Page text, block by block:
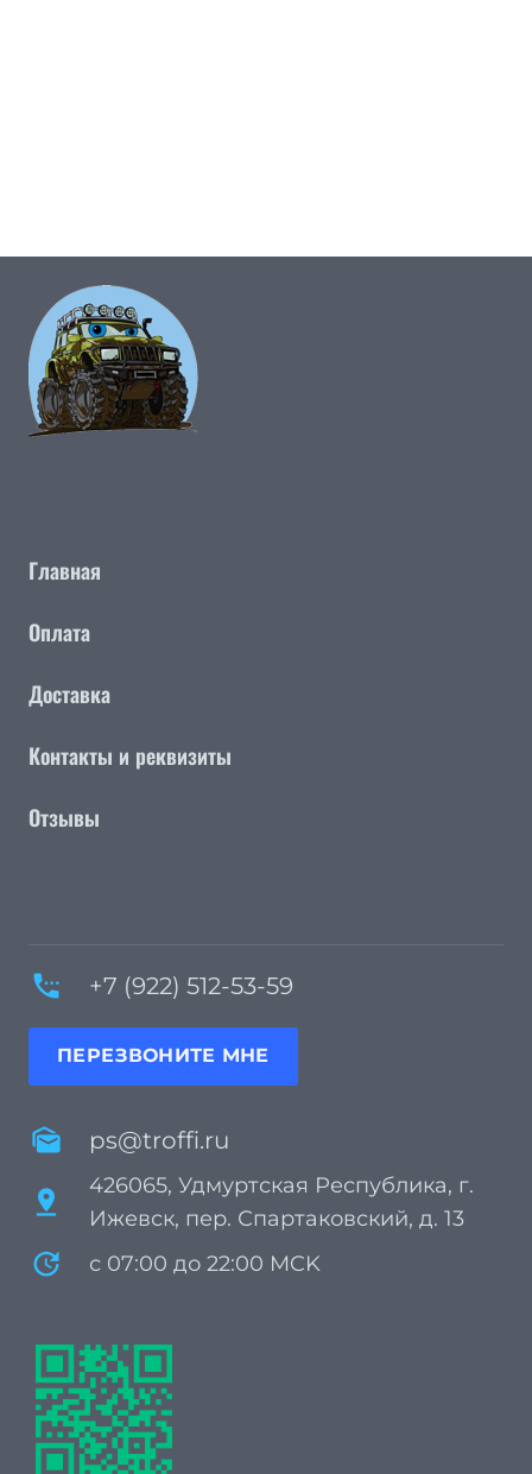
Главная
Оплата
Доставка
Контакты и реквизиты
Отзывы
settings_phone +7 (922) 512-53-59
ПЕРЕЗВОНИТЕ МНЕ
mark_as_unread ps@troffi.ru
pin_drop
426065, Удмуртская Республика, г.
Ижевск, пер. Спартаковский, д. 13
update с 07:00 до 22:00 MCK